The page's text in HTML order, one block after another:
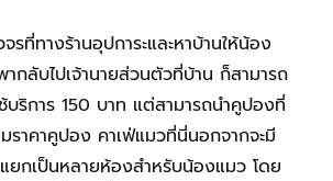
ที่ทางร้านอุปการะและหาบ้านให้น้อง
กลับไปเจ้านายส่วนตัวที่บ้าน ก็สามารถ
บริการ 150 บาท แต่สามารถนำคูปองที่
ราคาคูปอง คาเฟ่แมวที่นี่นอกจากจะมี
กเป็นหลายห้องสำหรับน้องแมว โดย